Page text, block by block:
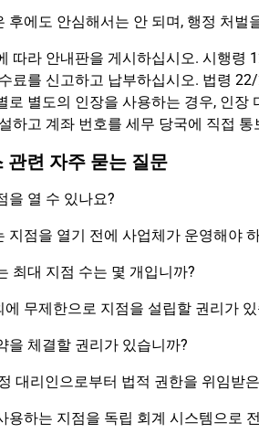
후에도 안심해서는 안 되며, 행정 처
따라 안내판을 게시하십시오. 시행령
료를 신고하고 납부하십시오. 법령
로 별도의 인장을 사용하는 경우, 인장
하고 계좌 번호를 세무 당국에 직접 통
관련 자주 묻는 질문
을 열 수 있나요?
지점을 열기 전에 사업체가 운영해야
최대 지점 수는 몇 개입니까?
무제한으로 지점을 설립할 권리가
을 체결할 권리가 있습니까?
대리인으로부터 법적 권한을 위임받
용하는 지점을 독립 회계 시스템으로